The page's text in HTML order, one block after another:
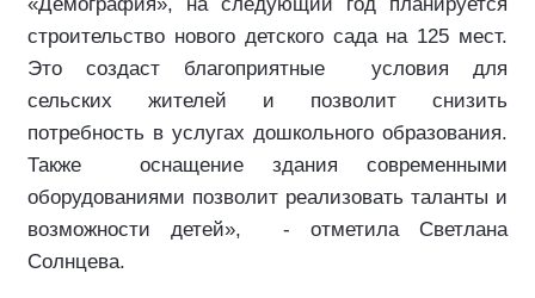
строительство нового детского сада на 125 мест.
Это создаст благоприятные
условия для
сельских жителей и позволит снизить
потребность в услугах дошкольного образования.
Также
оснащение здания современными
оборудованиями позволит реализовать таланты и
возможности детей»,
- отметила Светлана
Солнцева.